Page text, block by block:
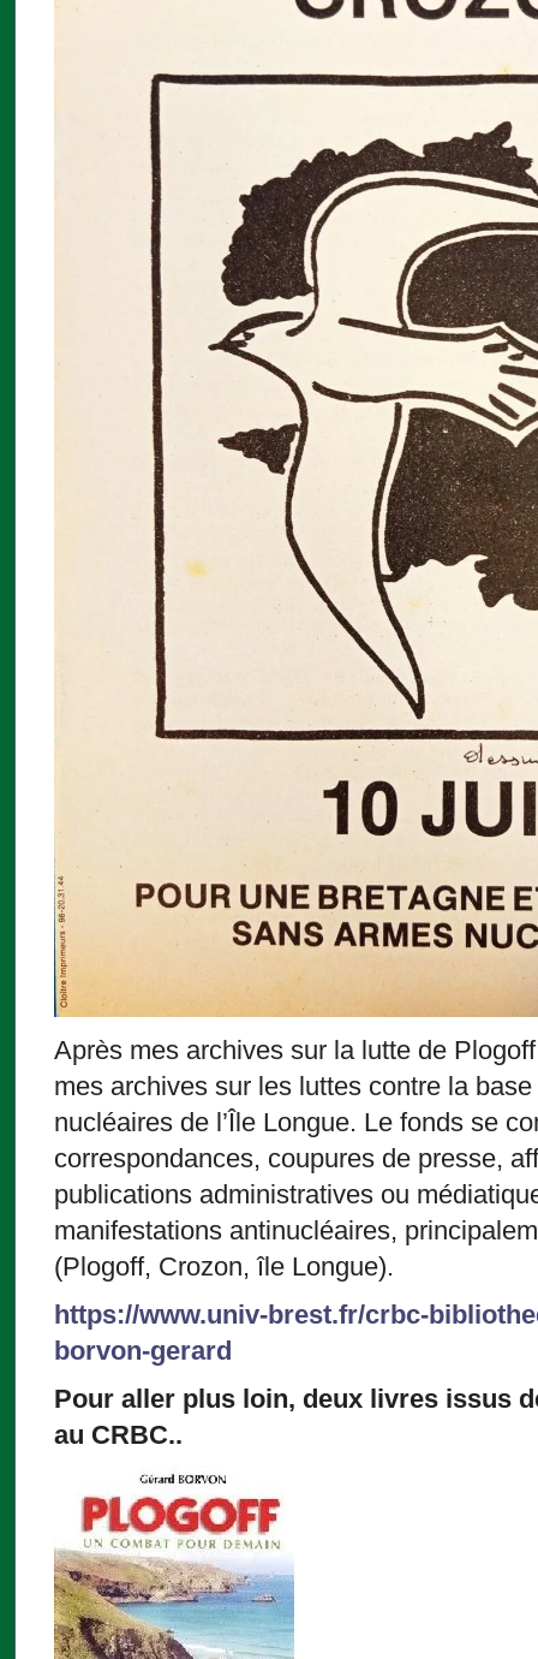
Après mes archives sur la lutte de
mes archives sur les luttes contre la
nucléaires de l’Île Longue. Le fonds se
correspondances, coupures de presse,
publications administratives ou
manifestations antinucléaires,
(Plogoff, Crozon, île Longue).
https://www.univ-brest.fr/crbc-
borvon-gerard
Pour aller plus loin, deux livres issus
au CRBC..